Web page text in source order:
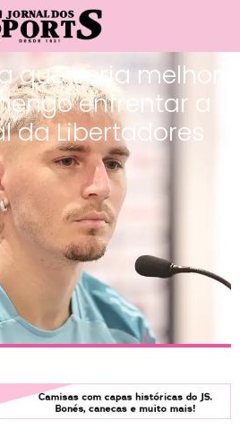
que seria melhor
enfrentar a
da Libertadores